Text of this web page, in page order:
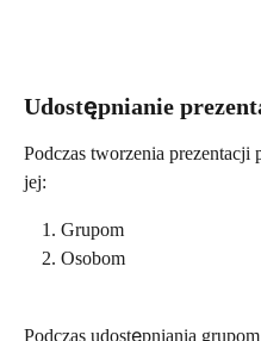
Udostępnianie
Podczas tworzenia
jej:
Grupom
Osobom
Podczas udostępniania